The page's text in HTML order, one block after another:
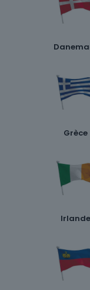
Grèce
Irlande